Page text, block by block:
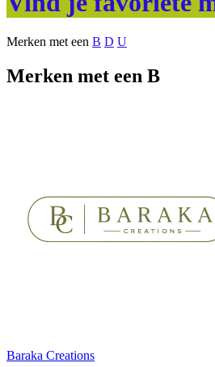
Merken met een B D U
Merken met een B
Baraka Creations